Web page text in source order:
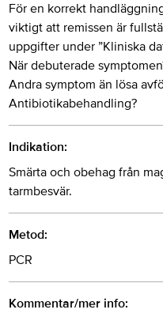
För en korrekt
viktigt att remissen är
uppgifter under ”Kliniska
När debuterade
Andra symptom än lösa
Antibiotikabehandling?
Indikation:
Smärta och obehag från
tarmbesvär.
Metod:
PCR
Kommentar/mer info: